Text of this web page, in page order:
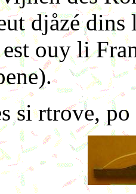
djåzé
ouy li
si rtrove,